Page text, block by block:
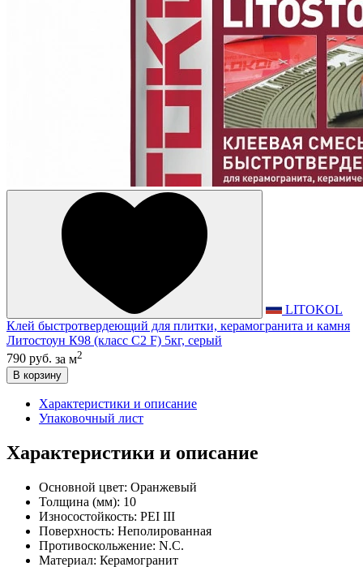
LITOKOL
Клей быстротвердеющий для плитки, керамогранита и камня
Литостоун К98 (класс С2 F) 5кг, серый
790 руб. за м2
В корзину
Характеристики и описание
Упаковочный лист
Характеристики и описание
Основной цвет: Оранжевый
Толщина (мм): 10
Износостойкость: PEI III
Поверхность: Неполированная
Противоскольжение: N.C.
Материал: Керамогранит